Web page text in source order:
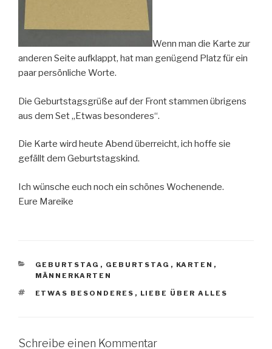
Wenn man die Karte zur
anderen Seite aufklappt, hat man genügend Platz für ein
paar persönliche Worte.
Die Geburtstagsgrüße auf der Front stammen übrigens
aus dem Set „Etwas besonderes“.
Die Karte wird heute Abend überreicht, ich hoffe sie
gefällt dem Geburtstagskind.
Ich wünsche euch noch ein schönes Wochenende.
Eure Mareike
KATEGORIEN
GEBURTSTAG , GEBURTSTAG , KARTEN ,
MÄNNERKARTEN
SCHLAGWÖRTER
ETWAS BESONDERES , LIEBE ÜBER ALLES
Schreibe einen Kommentar